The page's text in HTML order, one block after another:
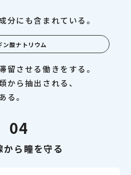
分にも含まれている。
ン酸ナトリウム
留させる働きをする。
から抽出される、
る。
04
から瞳を守る